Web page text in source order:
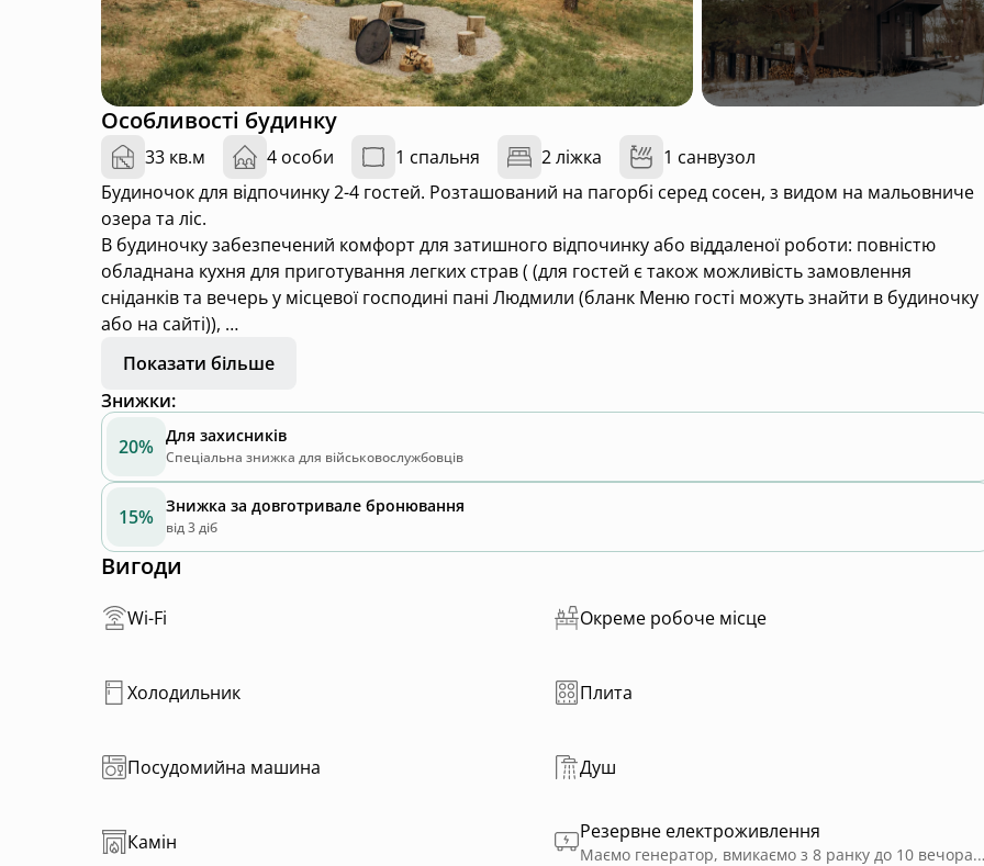
Особливості будинку
33 кв.м 4 особи 1 спальня 2 ліжка
1 санвузол
Будиночок для відпочинку 2-4 гостей. Розташований на пагорбі серед сосен, з видом на мальовниче
озера та ліс.
В будиночку забезпечений комфорт для затишного відпочинку або віддаленої роботи: повністю
обладнана кухня для приготування легких страв ( (для гостей є також можливість замовлення
сніданків та вечерь у місцевої господині пані Людмили (бланк Меню гості можуть знайти в будиночку
або на сайті)),
вітальня (обідня зона та м'який диван),
мансардний поверх з просторим ліжком та окремим робочим місцем, простора тераса з гамаком,
камін на дровах,
книжки та настолки,
мангал біля будинку.
Pet-friendy без обмежень та доплат
Показати більше
Знижки:
20% Для захисників
Спеціальна знижка для військовослужбовців
15% Знижка за довготривале бронювання
від 3 діб
Вигоди
Wi-Fi Окреме робоче місце
Холодильник Плита
Посудомийна машина Душ
Камін Резервне електроживлення
Маємо генератор,